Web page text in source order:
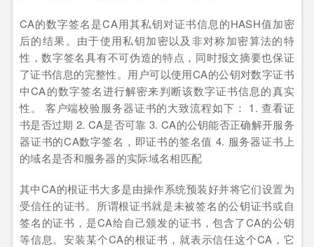
CA的数字签名是CA用其私钥对证书信息的HASH值加密
后的结果。由于使用私钥加密以及非对称加密算法的特
性，数字签名具有不可伪造的特点，同时报文摘要也保证
了证书信息的完整性。用户可以使用CA的公钥对数字证书
中CA的数字签名进行解密来判断该数字证书信息的真实
性。 客户端校验服务器证书的大致流程如下： 1. 查看证
书是否过期 2. CA是否可靠 3. CA的公钥能否正确解开服务
器证书的CA数字签名，即证书的签名值 4. 服务器证书上
的域名是否和服务器的实际域名相匹配
其中CA的根证书大多是由操作系统预装好并将它们设置为
受信任的证书。所谓根证书就是未被签名的公钥证书或自
签名的证书，是CA给自己颁发的证书，包含了CA的公钥
等信息。安装某个CA的根证书，就表示信任这个CA，它